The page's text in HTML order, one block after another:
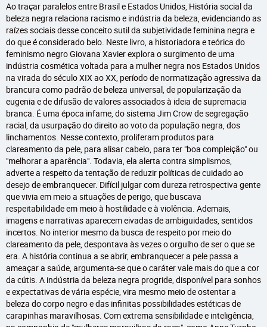
Ao traçar paralelos entre Brasil e Estados Unidos, História social da
beleza negra relaciona racismo e indústria da beleza, evidenciando as
raízes sociais desse conceito sutil da subjetividade feminina negra e
do que é considerado belo. Neste livro, a historiadora e teórica do
feminismo negro Giovana Xavier explora o surgimento de uma
indústria cosmética voltada para a mulher negra nos Estados Unidos
na virada do século XIX ao XX, período de normatização agressiva da
brancura como padrão de beleza universal, de popularização da
eugenia e de difusão de valores associados à ideia de supremacia
branca. É uma época infame, do sistema Jim Crow de segregação
racial, da usurpação do direito ao voto da população negra, dos
linchamentos. Nesse contexto, proliferam produtos para
clareamento da pele, para alisar cabelo, para ter "boa compleição" ou
"melhorar a aparência". Todavia, ela alerta contra simplismos,
adverte a respeito da tentação de reduzir políticas de cuidado ao
desejo de embranquecer. Difícil julgar com dureza retrospectiva gente
que vivia em meio a situações de perigo, que buscava
respeitabilidade em meio à hostilidade e à violência. Ademais,
imagens e narrativas aparecem eivadas de ambiguidades, sentidos
incertos. No interior mesmo da busca de respeito por meio do
clareamento da pele, despontava às vezes o orgulho de ser o que se
era. A história continua a se abrir, embranquecer a pele passa a
ameaçar a saúde, argumenta-se que o caráter vale mais do que a cor
da cútis. A indústria da beleza negra progride, disponível para sonhos
e expectativas de vária espécie, vira mesmo meio de ostentar a
beleza do corpo negro e das infinitas possibilidades estéticas de
carapinhas maravilhosas. Com extrema sensibilidade e inteligência,